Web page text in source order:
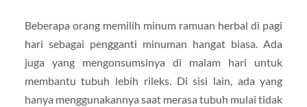
Beberapa orang memilih minum ramuan herbal di pagi
hari sebagai pengganti minuman hangat biasa. Ada
juga yang mengonsumsinya di malam hari untuk
membantu tubuh lebih rileks. Di sisi lain, ada yang
hanya menggunakannya saat merasa tubuh mulai tidak